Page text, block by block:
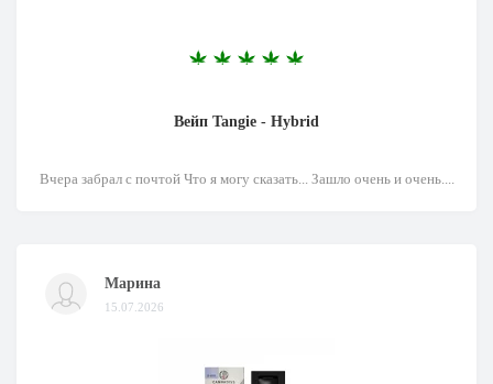
Вейп Tangie - Hybrid
Вчера забрал с почтой Что я могу сказать... Зашло очень и очень....
Марина
15.07.2026